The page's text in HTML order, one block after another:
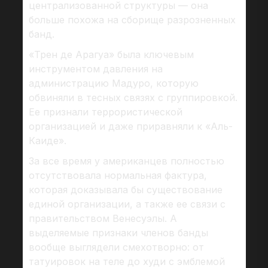
централизованной структуры — она
больше похожа на сборище разрозненных
банд.
«Трен де Арагуа» была ключевым
инструментом давления на
администрацию Мадуро, которую
обвиняли в тесных связях с группировкой.
Ее признали террористической
организацией и даже приравняли к «Аль-
Каиде».
За все время у американцев полностью
отсутствовала нормальная фактура,
которая доказывала бы существование
единой организации, а также ее связи с
правительством Венесуэлы. А
выделяемые признаки членов банды
вообще выглядели смехотворно: от
татуировок на теле до худи с эмблемой